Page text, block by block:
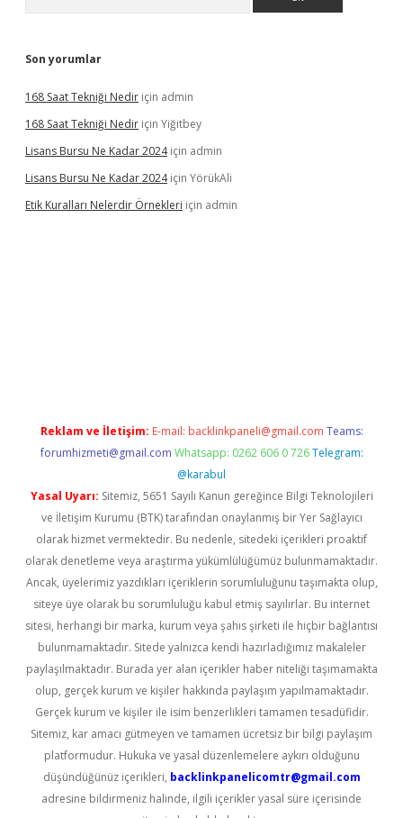
Son yorumlar
168 Saat Tekniği Nedir için admin
168 Saat Tekniği Nedir için Yiğitbey
Lisans Bursu Ne Kadar 2024için admin
Lisans Bursu Ne Kadar 2024için YörükAli
Etik Kuralları Nelerdir Örnekleri için admin
Reklam ve İletişim: E-mail: backlinkpaneli@gmail.com Teams:
forumhizmeti@gmail.com Whatsapp: 0262 606 0 726 Telegram:
@karabul
Yasal Uyarı: Sitemiz, 5651 Sayılı Kanun gereğince Bilgi Teknolojileri
ve İletişim Kurumu (BTK) tarafından onaylanmış bir Yer Sağlayıcı
olarak hizmet vermektedir. Bu nedenle, sitedeki içerikleri proaktif
olarak denetleme veya araştırma yükümlülüğümüz bulunmamaktadır.
Ancak, üyelerimiz yazdıkları içeriklerin sorumluluğunu taşımakta olup,
siteye üye olarak bu sorumluluğu kabul etmiş sayılırlar. Bu internet
sitesi, herhangi bir marka, kurum veya şahıs şirketi ile hiçbir bağlantısı
bulunmamaktadır. Sitede yalnızca kendi hazırladığımız makaleler
paylaşılmaktadır. Burada yer alan içerikler haber niteliği taşımamakta
olup, gerçek kurum ve kişiler hakkında paylaşım yapılmamaktadır.
Gerçek kurum ve kişiler ile isim benzerlikleri tamamen tesadüfidir.
Sitemiz, kar amacı gütmeyen ve tamamen ücretsiz bir bilgi paylaşım
platformudur. Hukuka ve yasal düzenlemelere aykırı olduğunu
düşündüğünüz içerikleri, backlinkpanelicomtr@gmail.com
adresine bildirmeniz halinde, ilgili içerikler yasal süre içerisinde